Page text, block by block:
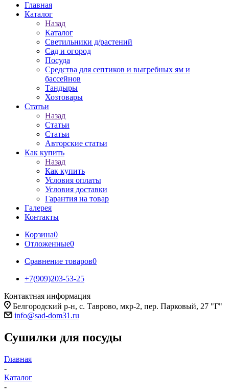
Главная
Каталог
Назад
Каталог
Светильники д/растений
Сад и огород
Посуда
Средства для септиков и выгребных ям и
бассейнов
Тандыры
Хозтовары
Статьи
Назад
Статьи
Статьи
Авторские статьи
Как купить
Назад
Как купить
Условия оплаты
Условия доставки
Гарантия на товар
Галерея
Контакты
Корзина0
Отложенные0
Сравнение товаров0
+7(909)203-53-25
Контактная информация
Белгородский р-н, с. Таврово, мкр-2, пер. Парковый, 27 "Г"
info@sad-dom31.ru
Сушилки для посуды
Главная
-
Каталог
-